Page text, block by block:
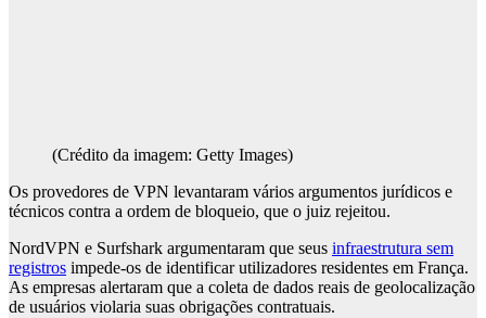
(Crédito da imagem: Getty Images)
Os provedores de VPN levantaram vários argumentos jurídicos e
técnicos contra a ordem de bloqueio, que o juiz rejeitou.
NordVPN e Surfshark argumentaram que seus infraestrutura sem
registros impede-os de identificar utilizadores residentes em França.
As empresas alertaram que a coleta de dados reais de geolocalização
de usuários violaria suas obrigações contratuais.